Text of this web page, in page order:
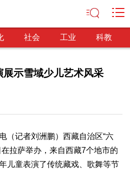
社会 工业 科教
公正 民主政治
观察思考
展示雪域少儿艺术风采
记者刘洲鹏）西藏自治区“六
拉萨举办，来自西藏7个地市的
儿童表演了传统藏戏、歌舞等节